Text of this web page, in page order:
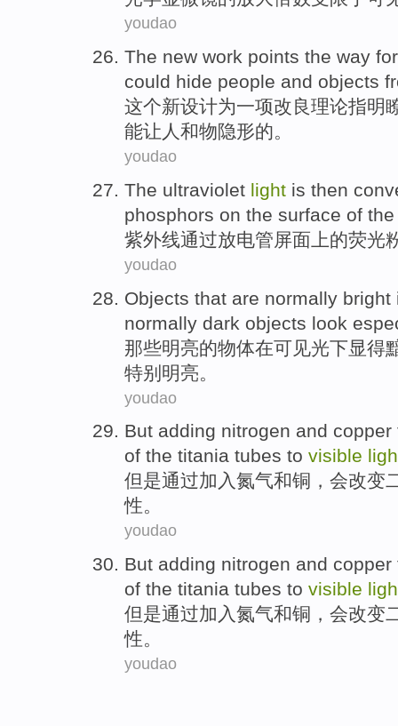
youdao
The new work points the way for
could hide people and objects
这个新设计为一项改良理论指明
能让 人和物隐形的。
youdao
The ultraviolet light is then
phosphors on the surface of
紫外线通过放电管屏面上的荧光
youdao
Objects that are normally bright
normally dark objects look
那些明亮的物体在可见光下显得
特别明亮。
youdao
But adding nitrogen and copper
of the titania tubes to visible
但是通过加入氮气和铜 ， 会改变
性。
youdao
But adding nitrogen and copper
of the titania tubes to visible
但是通过加入氮气和铜 ， 会改变
性。
youdao